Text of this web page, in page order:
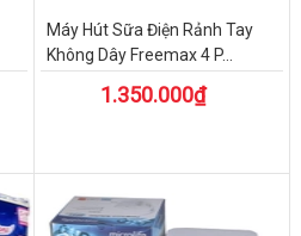
Máy Hút Sữa Điện Rảnh Tay
Không Dây Freemax 4 P...
1.350.000₫